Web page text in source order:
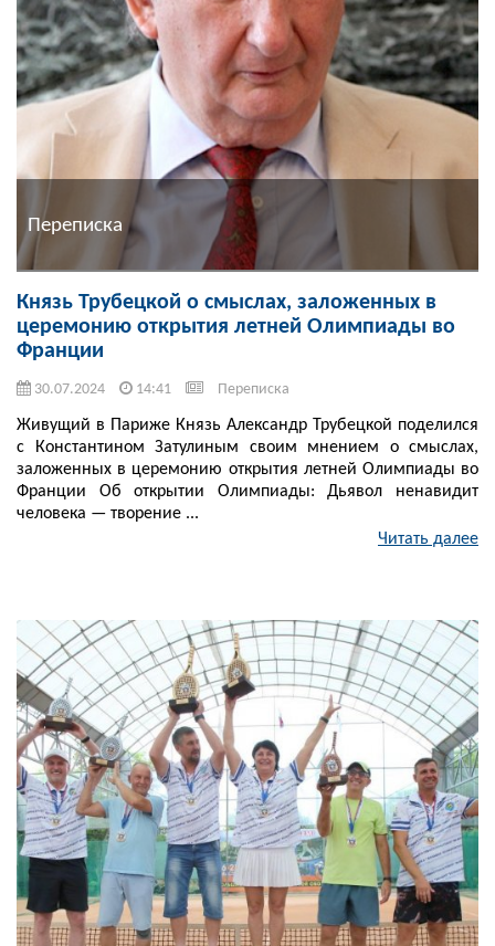
Переписка
Князь Трубецкой о смыслах, заложенных в
церемонию открытия летней Олимпиады во
Франции
30.07.2024 14:41 Переписка
Живущий в Париже Князь Александр Трубецкой поделился
с Константином Затулиным своим мнением о смыслах,
заложенных в церемонию открытия летней Олимпиады во
Франции Об открытии Олимпиады: Дьявол ненавидит
человека — творение ...
Читать далее